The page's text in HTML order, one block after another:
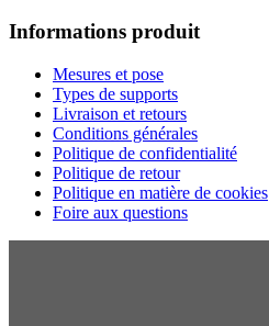
Informations produit
Mesures et pose
Types de supports
Livraison et retours
Conditions générales
Politique de confidentialité
Politique de retour
Politique en matière de cookies
Foire aux questions